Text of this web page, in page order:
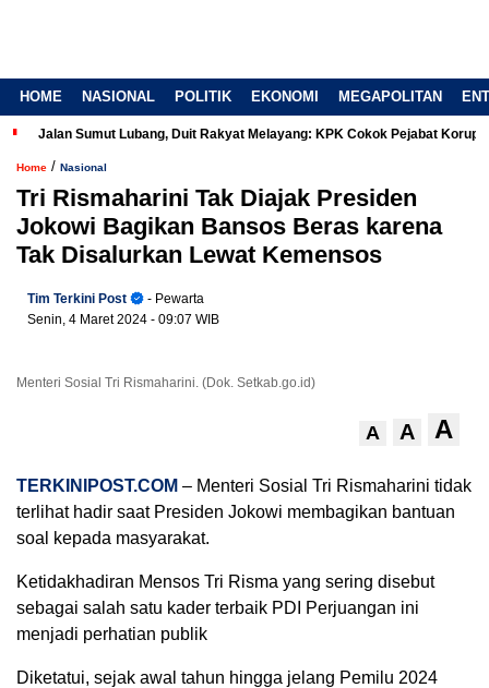
HOME NASIONAL POLITIK EKONOMI MEGAPOLITAN
Jalan Sumut Lubang, Duit Rakyat Melayang: KPK Cokok Pejabat Korup
Home / Nasional
Tri Rismaharini Tak Diajak Presiden
Jokowi Bagikan Bansos Beras karena
Tak Disalurkan Lewat Kemensos
Tim Terkini Post
- Pewarta
Senin, 4 Maret 2024 - 09:07 WIB
Menteri Sosial Tri Rismaharini. (Dok. Setkab.go.id)
A A A
TERKINIPOST.COM – Menteri Sosial Tri Rismaharini tidak
terlihat hadir saat Presiden Jokowi membagikan bantuan
soal kepada masyarakat.
Ketidakhadiran Mensos Tri Risma yang sering disebut
sebagai salah satu kader terbaik PDI Perjuangan ini
menjadi perhatian publik
Diketatui, sejak awal tahun hingga jelang Pemilu 2024